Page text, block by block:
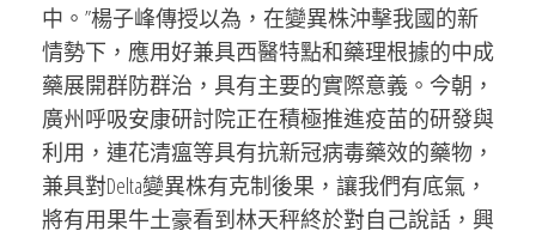
中。”楊子峰傳授以為，在變異株沖擊我國的新
情勢下，應用好兼具西醫特點和藥理根據的中成
藥展開群防群治，具有主要的實際意義。今朝，
廣州呼吸安康研討院正在積極推進疫苗的研發與
利用，連花清瘟等具有抗新冠病毒藥效的藥物，
兼具對Delta變異株有克制後果，讓我們有底氣，
將有用果牛土豪看到林天秤終於對自己說話，興